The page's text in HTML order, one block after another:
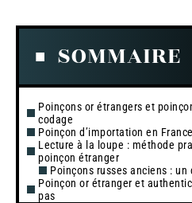
SOMMAIRE
Poinçons or étrangers et
codage
Poinçon d’importation en
Lecture à la loupe : méthode
poinçon étranger
Poinçons russes anciens : un
Poinçon or étranger et
pas